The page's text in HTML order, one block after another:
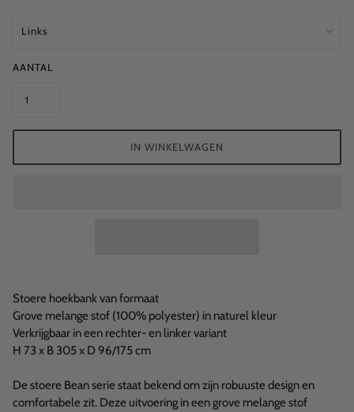
AANTAL
IN WINKELWAGEN
Stoere hoekbank van formaat
Grove melange stof (100% polyester) in naturel kleur
Verkrijgbaar in een rechter- en linker variant
H 73 x B 305 x D 96/175 cm
De stoere Bean serie staat bekend om zijn robuuste design en
comfortabele zit. Deze uitvoering in een grove melange stof